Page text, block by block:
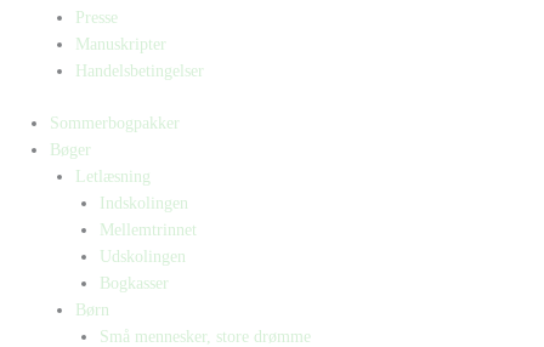
Presse
Manuskripter
Handelsbetingelser
Sommerbogpakker
Bøger
Letlæsning
Indskolingen
Mellemtrinnet
Udskolingen
Bogkasser
Børn
Små mennesker, store drømme